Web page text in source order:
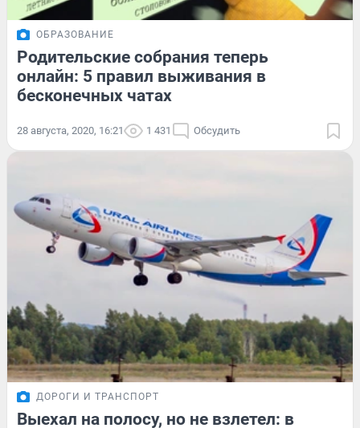
ОБРАЗОВАНИЕ
Родительские собрания теперь
онлайн: 5 правил выживания в
бесконечных чатах
28 августа, 2020, 16:21 1 431 Обсудить
ДОРОГИ И ТРАНСПОРТ
Выехал на полосу, но не взлетел: в